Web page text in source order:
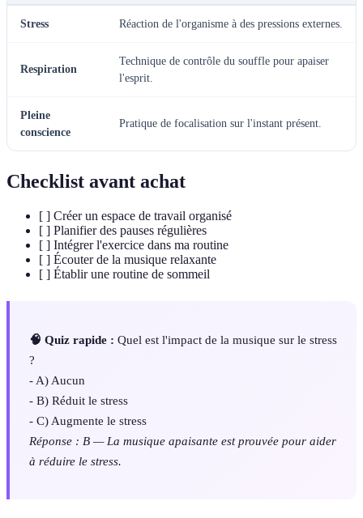
Stress Réaction de l'organisme à des pressions externes.
Respiration
Technique de contrôle du souffle pour apaiser
l'esprit.
Pleine
conscience
Pratique de focalisation sur l'instant présent.
Checklist avant achat
[ ] Créer un espace de travail organisé
[ ] Planifier des pauses régulières
[ ] Intégrer l'exercice dans ma routine
[ ] Écouter de la musique relaxante
[ ] Établir une routine de sommeil
🧠 Quiz rapide : Quel est l'impact de la musique sur le stress
?
- A) Aucun
- B) Réduit le stress
- C) Augmente le stress
Réponse : B — La musique apaisante est prouvée pour aider
à réduire le stress.